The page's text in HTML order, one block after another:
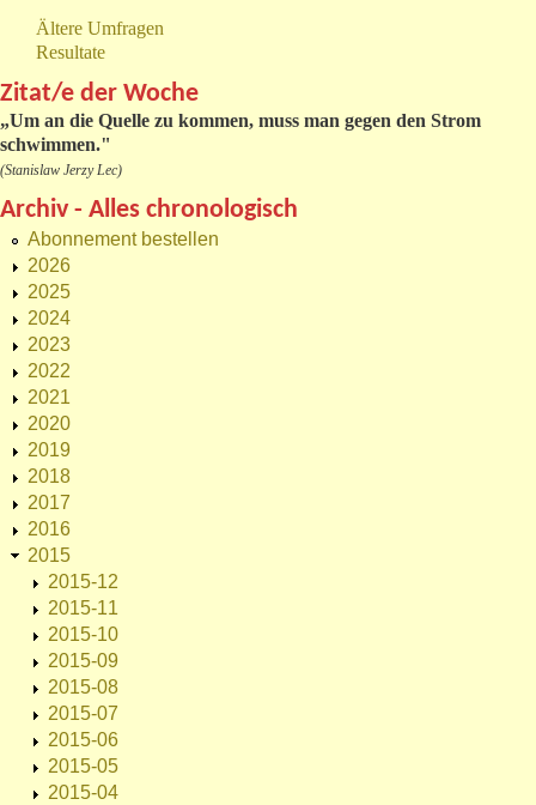
Ältere Umfragen
Resultate
Zitat/e der Woche
„Um an die Quelle zu kommen, muss man gegen den Strom
schwimmen."
(Stanislaw Jerzy Lec)
Archiv - Alles chronologisch
Abonnement bestellen
2026
2025
2024
2023
2022
2021
2020
2019
2018
2017
2016
2015
2015-12
2015-11
2015-10
2015-09
2015-08
2015-07
2015-06
2015-05
2015-04